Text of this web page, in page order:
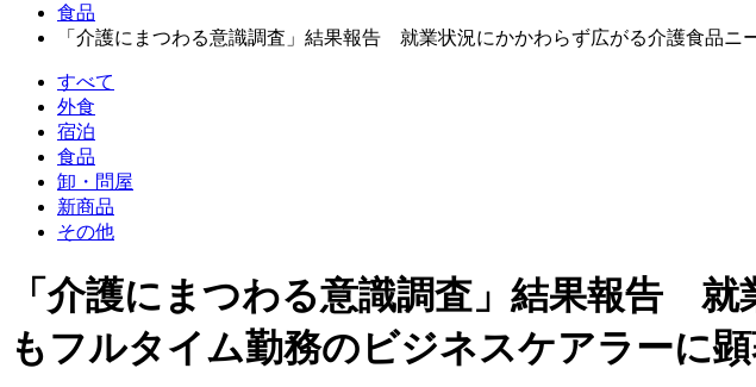
食品
「介護にまつわる意識調査」結果報告 就業状況にかかわらず広がる介護食品
すべて
外食
宿泊
食品
卸・問屋
新商品
その他
「介護にまつわる意識調査」結果報告
もフルタイム勤務のビジネスケアラーに